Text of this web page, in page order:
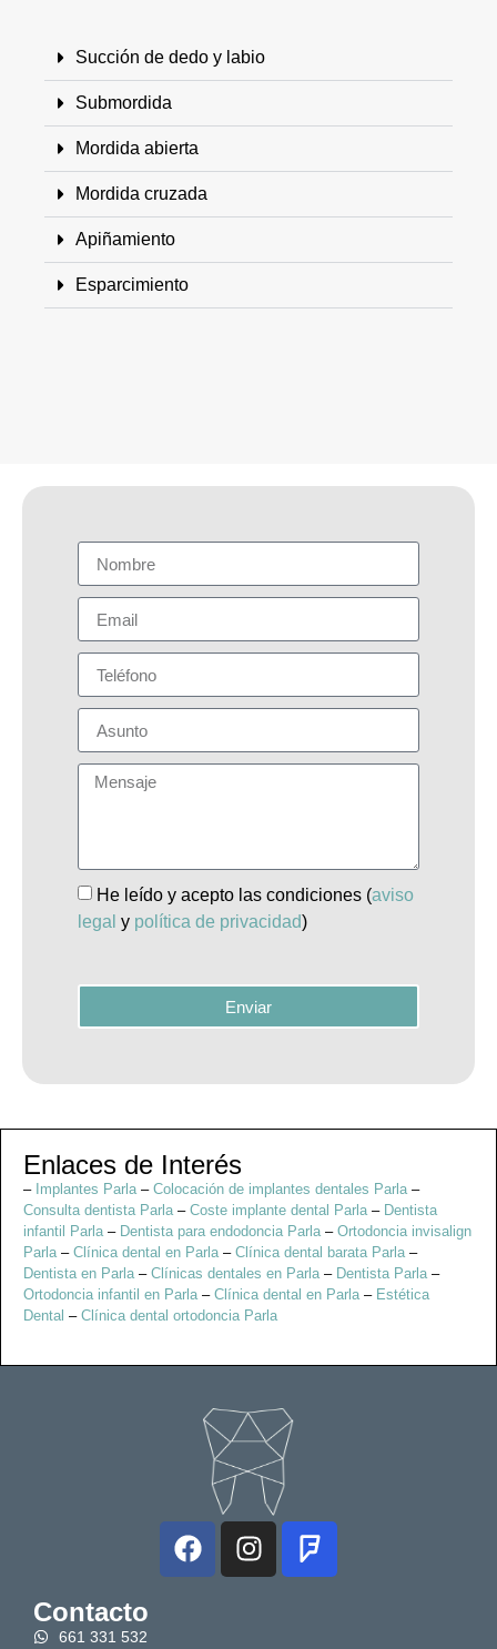
Succión de dedo y labio
Submordida
Mordida abierta
Mordida cruzada
Apiñamiento
Esparcimiento
He leído y acepto las condiciones (aviso
legal y política de privacidad)
Enviar
Enlaces de Interés
– Implantes Parla– Colocación de implantes dentales Parla–
Consulta dentista Parla– Coste implante dental Parla– Dentista
infantil Parla– Dentista para endodoncia Parla– Ortodoncia invisalign
Parla– Clínica dental en Parla– Clínica dental barata Parla–
Dentista en Parla– Clínicas dentales en Parla– Dentista Parla–
Ortodoncia infantil en Parla– Clínica dental en Parla– Estética
Dental – Clínica dental ortodoncia Parla
Contacto
661 331 532